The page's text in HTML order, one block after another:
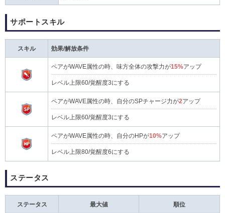
サポートスキル
スキル 効果/解放条件
ペアがWAVE属性の時、味方全体の攻撃力が15%アップ
レベル上限60/覚醒度3にする
ペアがWAVE属性の時、自分のSPチャージ力が2アップ
レベル上限60/覚醒度3にする
ペアがWAVE属性の時、自分のHPが10%アップ
レベル上限80/覚醒度6にする
ステータス
ステータス 最大値 順位